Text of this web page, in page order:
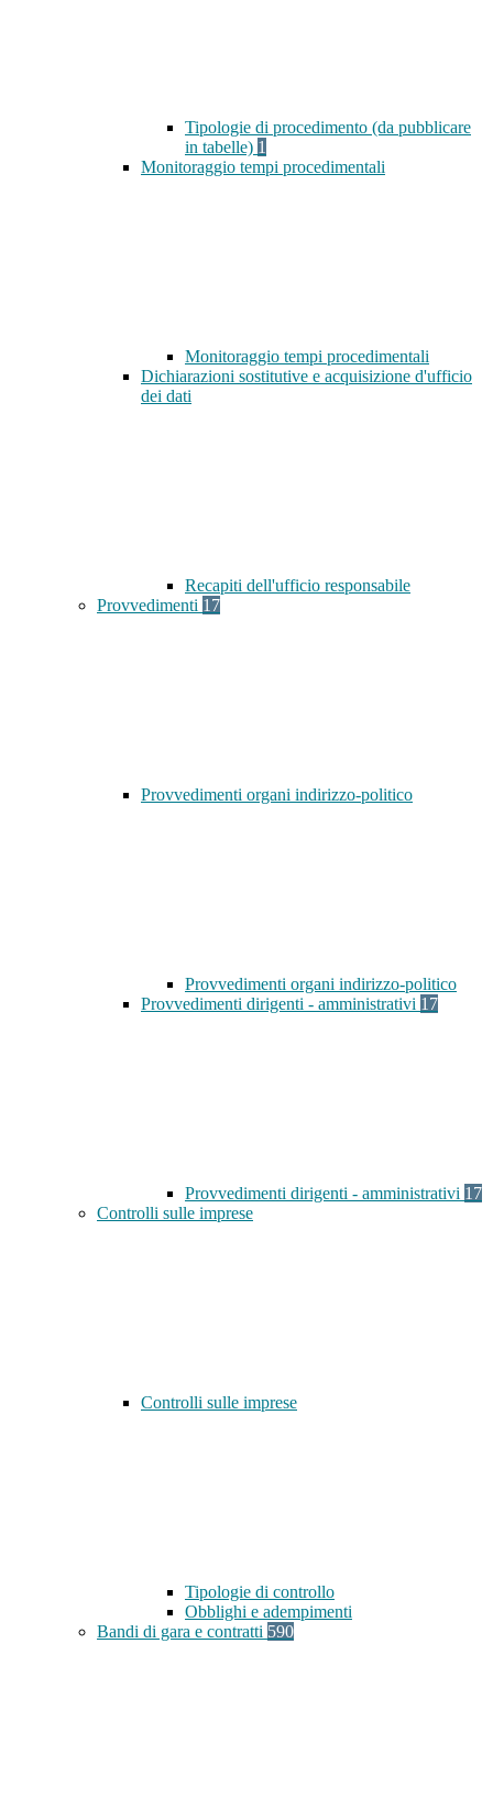
Tipologie di procedimento (da pubblicare
in tabelle) 1
Monitoraggio tempi procedimentali
Monitoraggio tempi procedimentali
Dichiarazioni sostitutive e acquisizione d'ufficio
dei dati
Recapiti dell'ufficio responsabile
Provvedimenti 17
Provvedimenti organi indirizzo-politico
Provvedimenti organi indirizzo-politico
Provvedimenti dirigenti - amministrativi 17
Provvedimenti dirigenti - amministrativi 17
Controlli sulle imprese
Controlli sulle imprese
Tipologie di controllo
Obblighi e adempimenti
Bandi di gara e contratti 590